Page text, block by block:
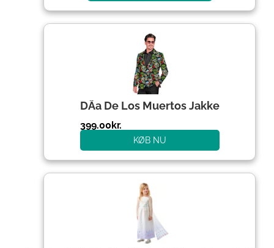
DÃ­a De Los Muertos Jakke
399.00kr.
KØB NU